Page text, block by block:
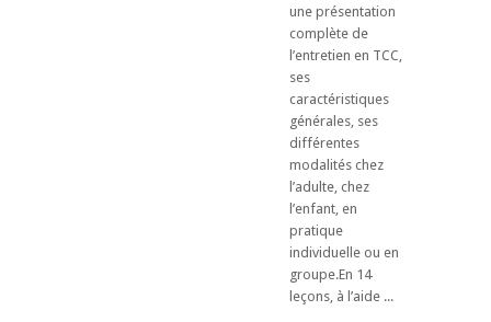
une présentation
complète de
l’entretien en TCC,
ses
caractéristiques
générales, ses
différentes
modalités chez
l’adulte, chez
l’enfant, en
pratique
individuelle ou en
groupe.En 14
leçons, à l’aide ...